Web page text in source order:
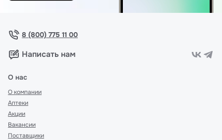
8 (800) 775 11 00
Написать нам
О нас
О компании
Аптеки
Акции
Вакансии
Поставщики